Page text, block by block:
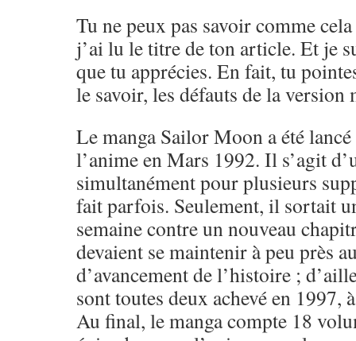
Tu ne peux pas savoir comme
j’ai lu le titre de ton article. Et je
que tu apprécies. En fait, tu
le savoir, les défauts de la
Le manga Sailor Moon a été
l’anime en Mars 1992. Il s’agit
simultanément pour plusieurs
fait parfois. Seulement, il sortait
semaine contre un nouveau
devaient se maintenir à peu près
d’avancement de l’histoire ;
sont toutes deux achevé en 1997,
Au final, le manga compte 18